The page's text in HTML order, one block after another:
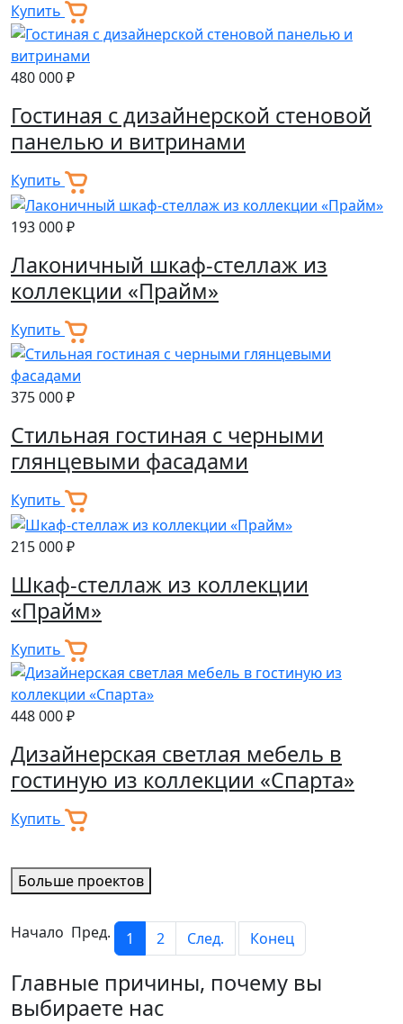
Купить
480 000 ₽
Гостиная с дизайнерской стеновой
панелью и витринами
Купить
193 000 ₽
Лаконичный шкаф-стеллаж из
коллекции «Прайм»
Купить
375 000 ₽
Стильная гостиная с черными
глянцевыми фасадами
Купить
215 000 ₽
Шкаф-стеллаж из коллекции
«Прайм»
Купить
448 000 ₽
Дизайнерская светлая мебель в
гостиную из коллекции «Cпарта»
Купить
Больше проектов
Начало Пред. 1 2 След. Конец
Главные причины, почему вы
выбираете нас